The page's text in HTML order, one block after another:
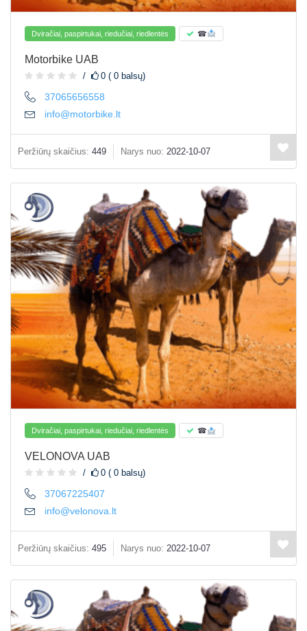
Dviračiai, paspirtukai, riedučiai, riedlentės ☎
Motorbike UAB
0 ( 0 balsų)
37065656558
info@motorbike.lt
Peržiūrų skaičius: 449 Narys nuo: 2022-10-07
Dviračiai, paspirtukai, riedučiai, riedlentės ☎
VELONOVA UAB
0 ( 0 balsų)
37067225407
info@velonova.lt
Peržiūrų skaičius: 495 Narys nuo: 2022-10-07